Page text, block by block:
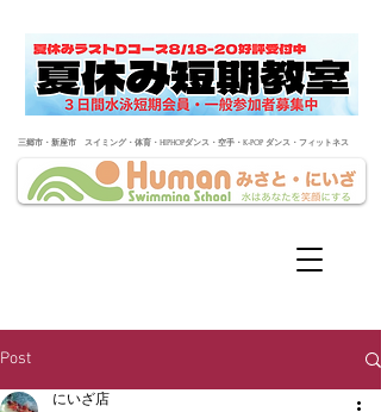
​三郷市・新座市 スイミング・体育・HIPHOPダンス・空手・K-POP ダンス・フィットネス
Post
にいざ店